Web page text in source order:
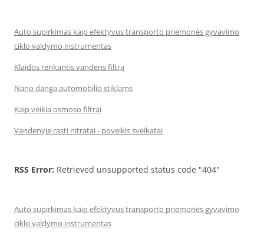
Auto supirkimas kaip efektyvus transporto priemonės gyvavimo
ciklo valdymo instrumentas
Klaidos renkantis vandens filtrą
Nano danga automobilio stiklams
Kaip veikia osmoso filtrai
Vandenyje rasti nitratai - poveikis sveikatai
RSS Error: Retrieved unsupported status code "404"
Auto supirkimas kaip efektyvus transporto priemonės gyvavimo
ciklo valdymo instrumentas